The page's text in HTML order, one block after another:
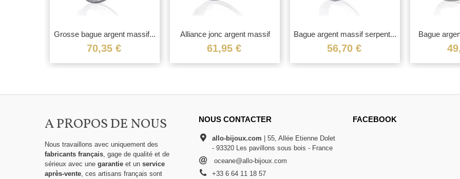
Grosse bague argent massif...
70,35 €
Alliance jonc argent massif
et...
61,95 €
Bague argent massif serpent...
56,70 €
Bague
A PROPOS DE NOUS
Nous travaillons avec uniquement des
fabricants français, gage de qualité et de
sérieux avec une garantie et un service
après-vente, ces artisans français sont
NOUS CONTACTER
allo-bijoux.com | 55, Allée Etienne Dolet
- 93320 Les pavillons sous bois - France
oceane@allo-bijoux.com
+33 6 64 11 18 57
FACEBOOK